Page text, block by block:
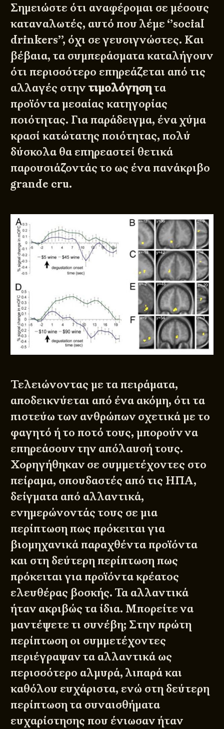
Σημειώστε ότι αναφέρομαι σε μέσους
καταναλωτές, αυτό που λέμε ‘’social
drinkers’’, όχι σε γευσιγνώστες. Και
βέβαια, τα συμπεράσματα καταλήγουν
ότι περισσότερο επηρεάζεται από τις
αλλαγές στην τιμολόγησητα
προϊόντα μεσαίας κατηγορίας
ποιότητας. Για παράδειγμα, ένα χύμα
κρασί κατώτατης ποιότητας, πολύ
δύσκολα θα επηρεαστεί θετικά
παρουσιάζοντάς το ως ένα πανάκριβο
grande cru.
Τελειώνοντας με τα πειράματα,
αποδεικνύεται από ένα ακόμη, ότι τα
πιστεύω των ανθρώπων σχετικά με το
φαγητό ή το ποτό τους, μπορούν να
επηρεάσουν την απόλαυσή τους.
Χορηγήθηκαν σε συμμετέχοντες στο
πείραμα, σπουδαστές από τις ΗΠΑ,
δείγματα από αλλαντικά,
ενημερώνοντάς τους σε μια
περίπτωση πως πρόκειται για
βιομηχανικά παραχθέντα προϊόντα
και στη δεύτερη περίπτωση πως
πρόκειται για προϊόντα κρέατος
ελευθέρας βοσκής. Τα αλλαντικά
ήταν ακριβώς τα ίδια. Μπορείτε να
μαντέψετε τι συνέβη; Στην πρώτη
περίπτωση οι συμμετέχοντες
περιέγραψαν τα αλλαντικά ως
περισσότερο αλμυρά, λιπαρά και
καθόλου ευχάριστα, ενώ στη δεύτερη
περίπτωση τα συναισθήματα
ευχαρίστησης που ένιωσαν ήταν